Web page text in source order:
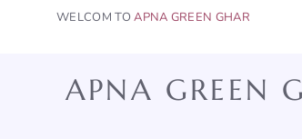
WELCOM TOAPNA GREEN GHAR
APNA GREEN